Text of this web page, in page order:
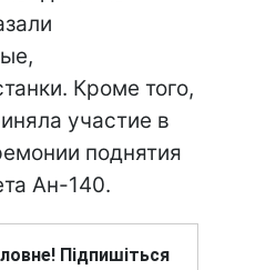
Кроме того,
участие в
поднятия
Ан-140.
Підпишіться